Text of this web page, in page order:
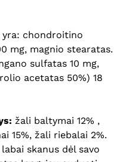
yra: chondroitino
mg, magnio stearatas.
sulfatas 10 mg,
acetatas 50%) 18
žali baltymai 12% ,
15%, žali riebalai 2%.
skanus dėl savo